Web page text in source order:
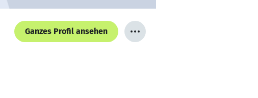
Ganzes Profil ansehen